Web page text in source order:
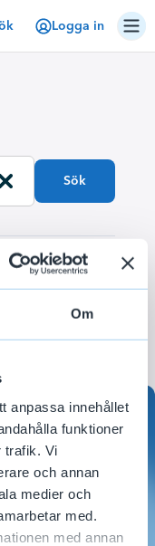
Om
anpassa innehållet
funktioner
trafik. Vi
och annan
medier och
med.
med annan
Logga in
Sök
och försäkra